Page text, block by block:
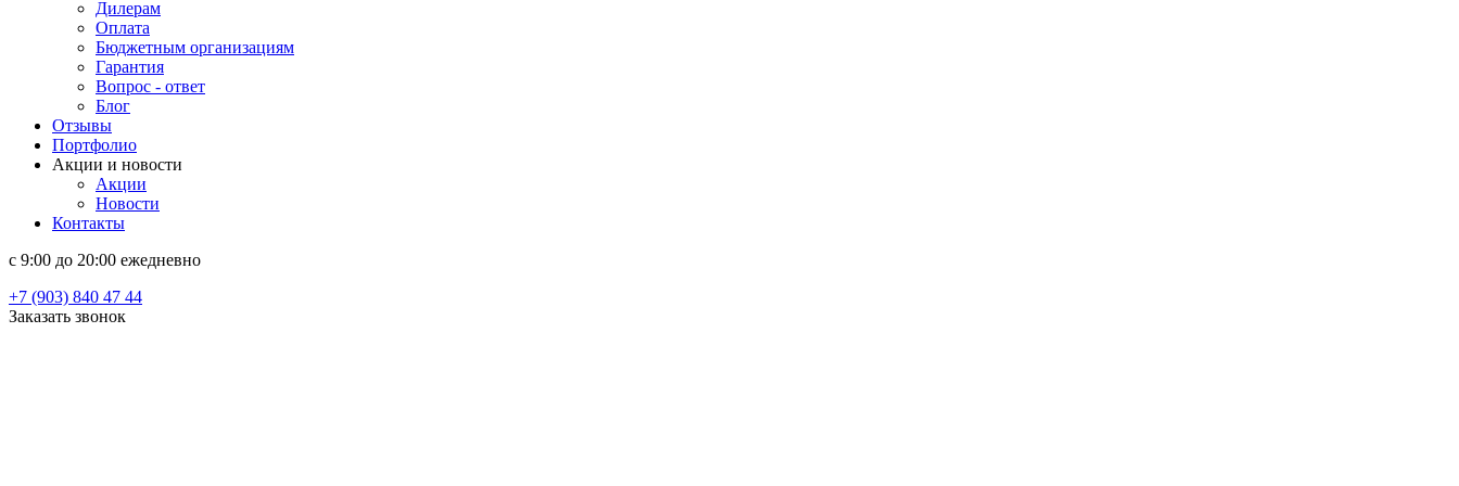
Дилерам
Оплата
Бюджетным организациям
Гарантия
Вопрос - ответ
Блог
Отзывы
Портфолио
Акции и новости
Акции
Новости
Контакты
c 9:00 до 20:00 ежедневно
+7 (903) 840 47 44
Заказать звонок